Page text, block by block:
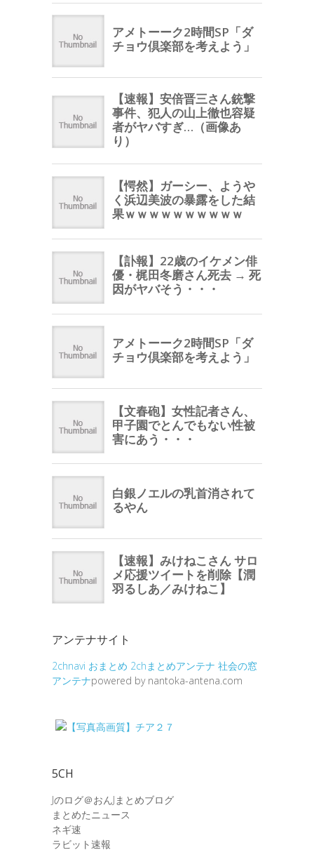
アンテナサイト
2chnavi おまとめ 2chまとめアンテナ 社会の窓
アンテナpowered by nantoka-antena.com
5CH
Jのログ＠おんJまとめブログ
まとめたニュース
ネギ速
ラビット速報